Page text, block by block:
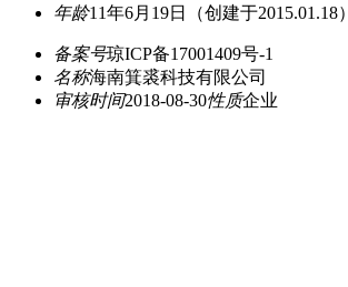
年龄11年6月19日 （创建于2015.01.18）
备案号琼ICP备17001409号-1
名称海南箕裘科技有限公司
审核时间2018-08-30性质企业